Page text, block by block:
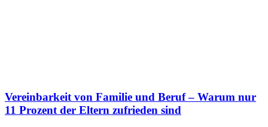
Vereinbarkeit von Familie und Beruf – Warum nur
11 Prozent der Eltern zufrieden sind